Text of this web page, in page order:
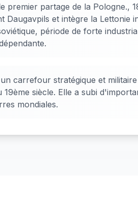
premier partage de la Pologne.,
Daugavpils et intègre la Lettonie
période de forte
carrefour stratégique et
19ème siècle. Elle a subi
mondiales.